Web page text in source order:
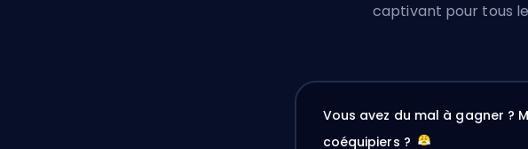
captivant pour tous
Vous avez du mal à gagner ?
coéquipiers ?